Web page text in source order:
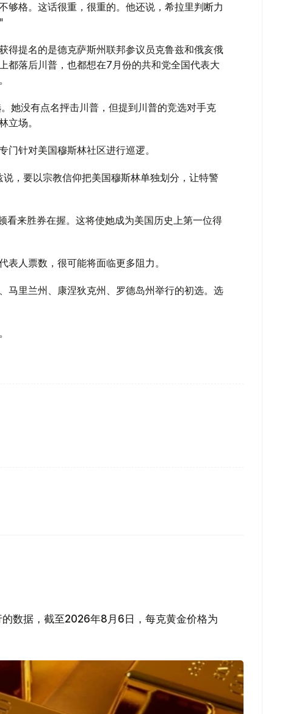
够格。这话很重，很重的。他还说，希拉里判断力
得提名的是德克萨斯州联邦参议员克鲁兹和俄亥俄
都落后川普，也都想在7月份的共和党全国代表大
她没有点名抨击川普，但提到川普的竞选对手克
立场。
针对美国穆斯林社区进行巡逻。
，要以宗教信仰把美国穆斯林单独划分，让特警
看来胜券在握。这将使她成为美国历史上第一位得
人票数，很可能将面临更多阻力。
马里兰州、康涅狄克州、罗德岛州举行的初选。选
数据，截至2026年8月6日，每克黄金价格为